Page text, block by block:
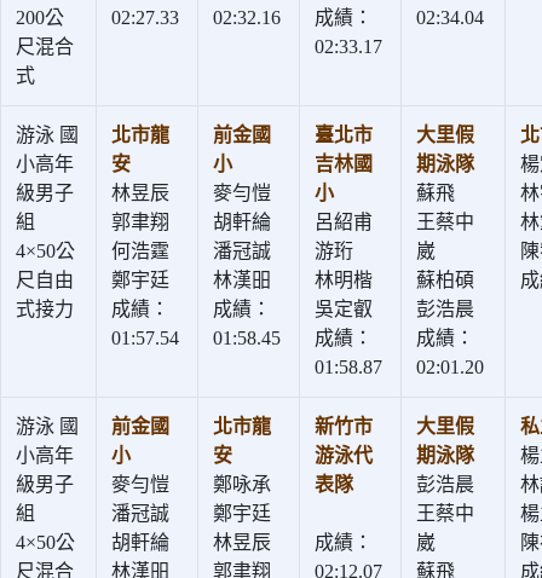
200公
尺混合
式
02:27.33
02:32.16
成績：
02:33.17
02:34.04
游泳 國
小高年
級男子
組
4×50公
尺自由
式接力
北市龍
安
林昱辰
郭聿翔
何浩霆
鄭宇廷
成績：
01:57.54
前金國
小
麥勻愷
胡軒綸
潘冠誠
林漢昍
成績：
01:58.45
臺北市
吉林國
小
呂紹甫
游珩
林明楷
吳定叡
成績：
01:58.87
大里假
期泳隊
蘇飛
王蔡中
崴
蘇柏碩
彭浩晨
成績：
02:01.20
游泳 國
小高年
級男子
組
4×50公
尺混合
前金國
小
麥勻愷
潘冠誠
胡軒綸
林漢昍
北市龍
安
鄭咏承
鄭宇廷
林昱辰
郭聿翔
新竹市
游泳代
表隊
成績：
02:12.07
大里假
期泳隊
彭浩晨
王蔡中
崴
蘇飛